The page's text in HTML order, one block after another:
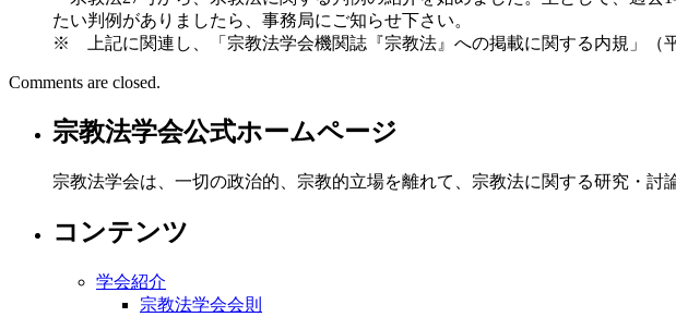
たい判例がありましたら、事務局にご知らせ下さい。
※ 上記に関連し、「宗教法学会機関誌『宗教法』への掲載に関する内規」（
Comments are closed.
宗教法学会公式ホームページ
宗教法学会は、一切の政治的、宗教的立場を離れて、宗教法に関する研究・討
コンテンツ
学会紹介
宗教法学会会則